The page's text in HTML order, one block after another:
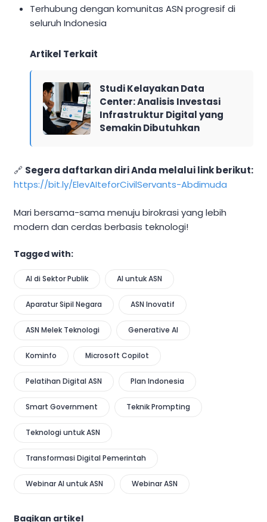
Terhubung dengan komunitas ASN progresif di
seluruh Indonesia
Artikel Terkait
Studi Kelayakan Data
Center: Analisis Investasi
Infrastruktur Digital yang
Semakin Dibutuhkan
🔗 Segera daftarkan diri Anda melalui link berikut:
https://bit.ly/ElevAIteforCivilServants-Abdimuda
Mari bersama-sama menuju birokrasi yang lebih
modern dan cerdas berbasis teknologi!
Tagged with:
AI di Sektor Publik AI untuk ASN
Aparatur Sipil Negara ASN Inovatif
ASN Melek Teknologi Generative AI
Kominfo Microsoft Copilot
Pelatihan Digital ASN Plan Indonesia
Smart Government Teknik Prompting
Teknologi untuk ASN
Transformasi Digital Pemerintah
Webinar AI untuk ASN Webinar ASN
Bagikan artikel